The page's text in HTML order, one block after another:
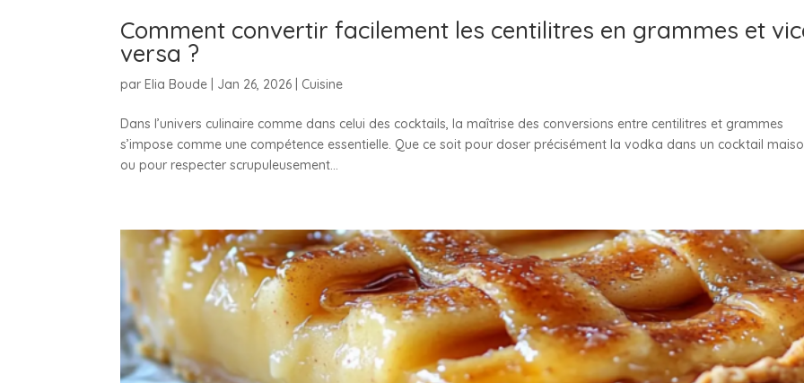
Comment convertir facilement les centilitres en grammes et
versa ?
parElia Boude Jan 26, 2026 Cuisine
Dans l’univers culinaire comme dans celui des cocktails, la maîtrise des conversions entre centilitres et grammes
s’impose comme une compétence essentielle. Que ce soit pour doser précisément la vodka dans un cocktail
ou pour respecter scrupuleusement...